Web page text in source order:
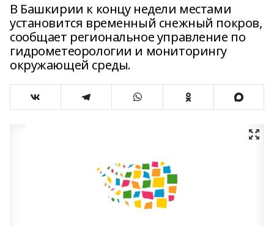
В Башкирии к концу недели местами
установится временный снежный покров,
сообщает региональное управление по
гидрометеорологии и мониторингу
окружающей среды.